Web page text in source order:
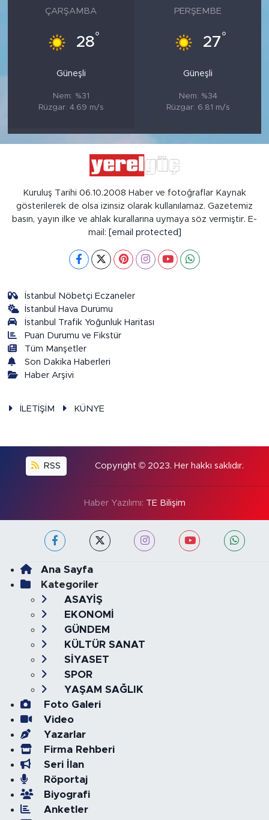
ÇARŞAMBA
28°
Güneşli
Nem: %31
Rüzgar: 4.69 m/s
PERŞEMBE
27°
Güneşli
Nem: %34
Rüzgar: 6.81 m/s
Kuruluş Tarihi 06.10.2008 Haber ve fotoğraflar Kaynak
gösterilerek de olsa izinsiz olarak kullanılamaz. Gazetemiz
basın, yayın ilke ve ahlak kurallarına uymaya söz vermiştir. E-
mail: [email protected]
İstanbul Nöbetçi Eczaneler
İstanbul Hava Durumu
İstanbul Trafik Yoğunluk Haritası
Puan Durumu ve Fikstür
Tüm Manşetler
Son Dakika Haberleri
Haber Arşivi
İLETİŞİM KÜNYE
RSS Copyright © 2023. Her hakkı saklıdır.
Haber Yazılımı: TE Bilişim
Ana Sayfa
Kategoriler
ASAYİŞ
EKONOMİ
GÜNDEM
KÜLTÜR SANAT
SİYASET
SPOR
YAŞAM SAĞLIK
Foto Galeri
Video
Yazarlar
Firma Rehberi
Seri İlan
Röportaj
Biyografi
Anketler